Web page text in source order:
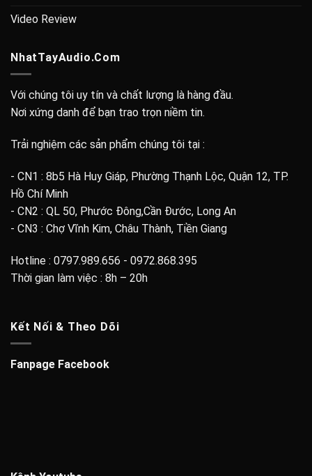
Video Review
NhatTayAudio.Com
Với chúng tôi uy tín và chất lượng là hàng đầu.
Nơi xứng danh để bạn trao trọn niềm tin.
Trải nghiệm các sản phẩm chúng tôi tại :
- CN1 : 8b5 Hà Huy Giáp, Phường Thạnh Lộc, Quận 12, TP.
Hồ Chí Minh
- CN2 : QL 50, Phước Đông,Cần Đước, Long An
- CN3 : Chợ Vĩnh Kim, Châu Thành, Tiền Giang
Hotline : 0797.989.656 - 0972.868.395
Thời gian làm việc : 8h – 20h
Kết Nối & Theo Dõi
Fanpage Facebook